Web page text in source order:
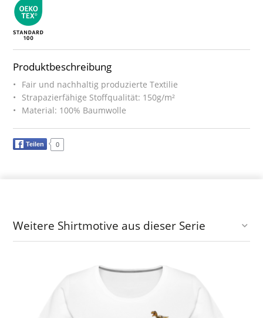
Produktbeschreibung
Fair und nachhaltig produzierte Textilie
Strapazierfähige Stoffqualität: 150g/m²
Material: 100% Baumwolle
Teilen 0
Weitere Shirtmotive aus dieser Serie